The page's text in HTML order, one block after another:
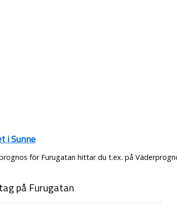
i Sunne
för Furugatan hittar du t.ex. på
på Furugatan